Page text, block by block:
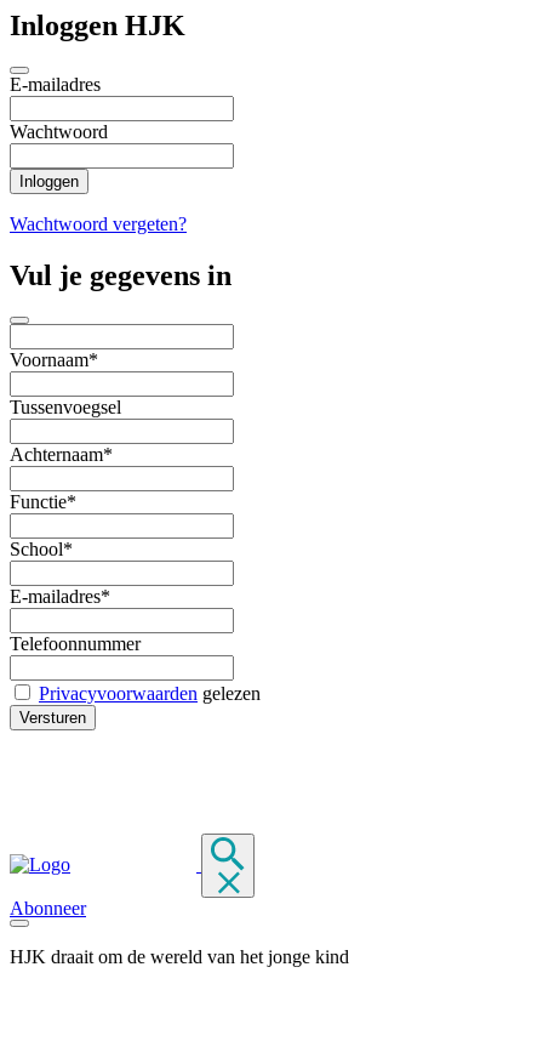
Inloggen HJK
E-mailadres
Wachtwoord
Wachtwoord vergeten?
Vul je gegevens in
Voornaam*
Tussenvoegsel
Achternaam*
Functie*
School*
E-mailadres*
Telefoonnummer
Privacyvoorwaarden gelezen
Abonneer
HJK draait om de wereld van het jonge kind